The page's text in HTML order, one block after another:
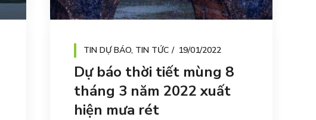
TIN DỰ BÁO, TIN TỨC 19/01/2022
Dự báo thời tiết mùng 8
tháng 3 năm 2022 xuất
hiện mưa rét